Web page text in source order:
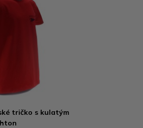
tričko s kulatým